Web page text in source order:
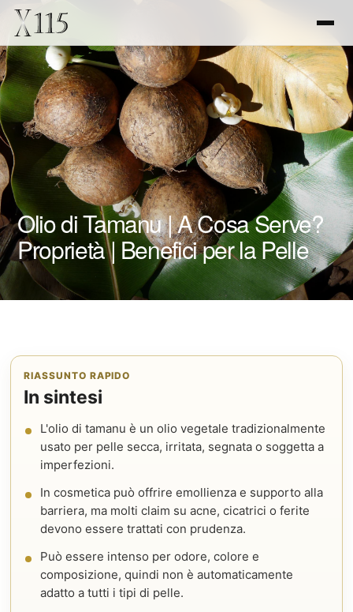
Olio di Tamanu | A Cosa Serve?
Proprietà | Benefici per la Pelle
RIASSUNTO RAPIDO
In sintesi
L'olio di tamanu è un olio vegetale tradizionalmente
usato per pelle secca, irritata, segnata o soggetta a
imperfezioni.
In cosmetica può offrire emollienza e supporto alla
barriera, ma molti claim su acne, cicatrici o ferite
devono essere trattati con prudenza.
Può essere intenso per odore, colore e
composizione, quindi non è automaticamente
adatto a tutti i tipi di pelle.